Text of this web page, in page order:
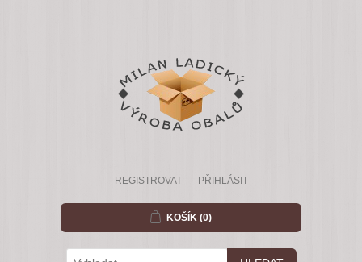
REGISTROVAT PŘIHLÁSIT
KOŠÍK (0)